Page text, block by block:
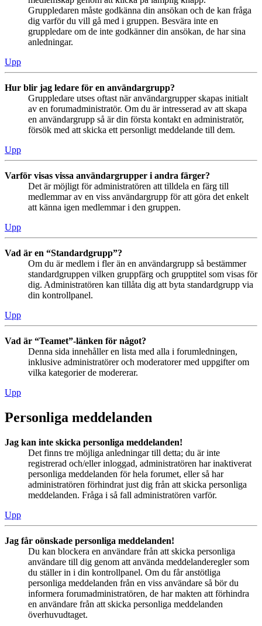
Gruppledaren måste godkänna din ansökan och de kan fråga
dig varför du vill gå med i gruppen. Besvära inte en
gruppledare om de inte godkänner din ansökan, de har sina
anledningar.
Upp
Hur blir jag ledare för en användargrupp?
Gruppledare utses oftast när användargrupper skapas initialt
av en forumadministratör. Om du är intresserad av att skapa
en användargrupp så är din första kontakt en administratör,
försök med att skicka ett personligt meddelande till dem.
Upp
Varför visas vissa användargrupper i andra färger?
Det är möjligt för administratören att tilldela en färg till
medlemmar av en viss användargrupp för att göra det enkelt
att känna igen medlemmar i den gruppen.
Upp
Vad är en “Standardgrupp”?
Om du är medlem i fler än en användargrupp så bestämmer
standardgruppen vilken gruppfärg och grupptitel som visas för
dig. Administratören kan tillåta dig att byta standardgrupp via
din kontrollpanel.
Upp
Vad är “Teamet”-länken för något?
Denna sida innehåller en lista med alla i forumledningen,
inklusive administratörer och moderatorer med uppgifter om
vilka kategorier de modererar.
Upp
Personliga meddelanden
Jag kan inte skicka personliga meddelanden!
Det finns tre möjliga anledningar till detta; du är inte
registrerad och/eller inloggad, administratören har inaktiverat
personliga meddelanden för hela forumet, eller så har
administratören förhindrat just dig från att skicka personliga
meddelanden. Fråga i så fall administratören varför.
Upp
Jag får oönskade personliga meddelanden!
Du kan blockera en användare från att skicka personliga
användare till dig genom att använda meddelanderegler som
du ställer in i din kontrollpanel. Om du får anstötliga
personliga meddelanden från en viss användare så bör du
informera forumadministratören, de har makten att förhindra
en användare från att skicka personliga meddelanden
överhuvudtaget.